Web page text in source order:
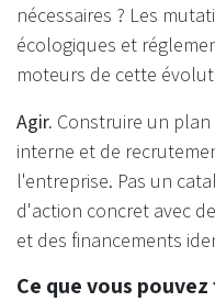
nécessaires ? Les
écologiques et
moteurs de cette
Agir. Construire un
interne et de
l'entreprise. Pas un
d'action concret avec
et des financements
Ce que vous